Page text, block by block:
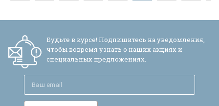
Будьте в курсе! Подпишитесь на уведомления,
чтобы вовремя узнать о наших акциях и
специальных предложениях.